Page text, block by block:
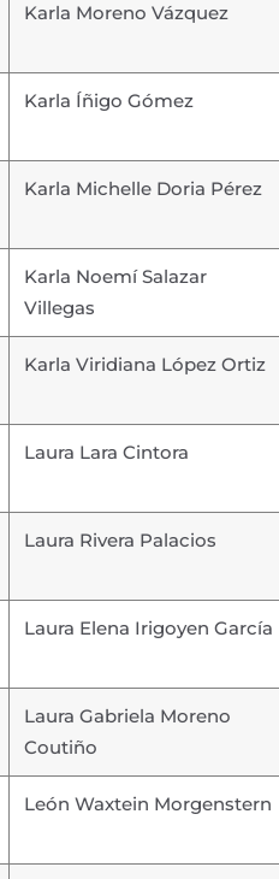
Karla Moreno Vázquez
Karla Íñigo Gómez
Karla Michelle Doria Pérez
Karla Noemí Salazar
Villegas
Karla Viridiana López Ortiz
Laura Lara Cintora
Laura Rivera Palacios
Laura Elena Irigoyen García
Laura Gabriela Moreno
Coutiño
León Waxtein Morgenstern